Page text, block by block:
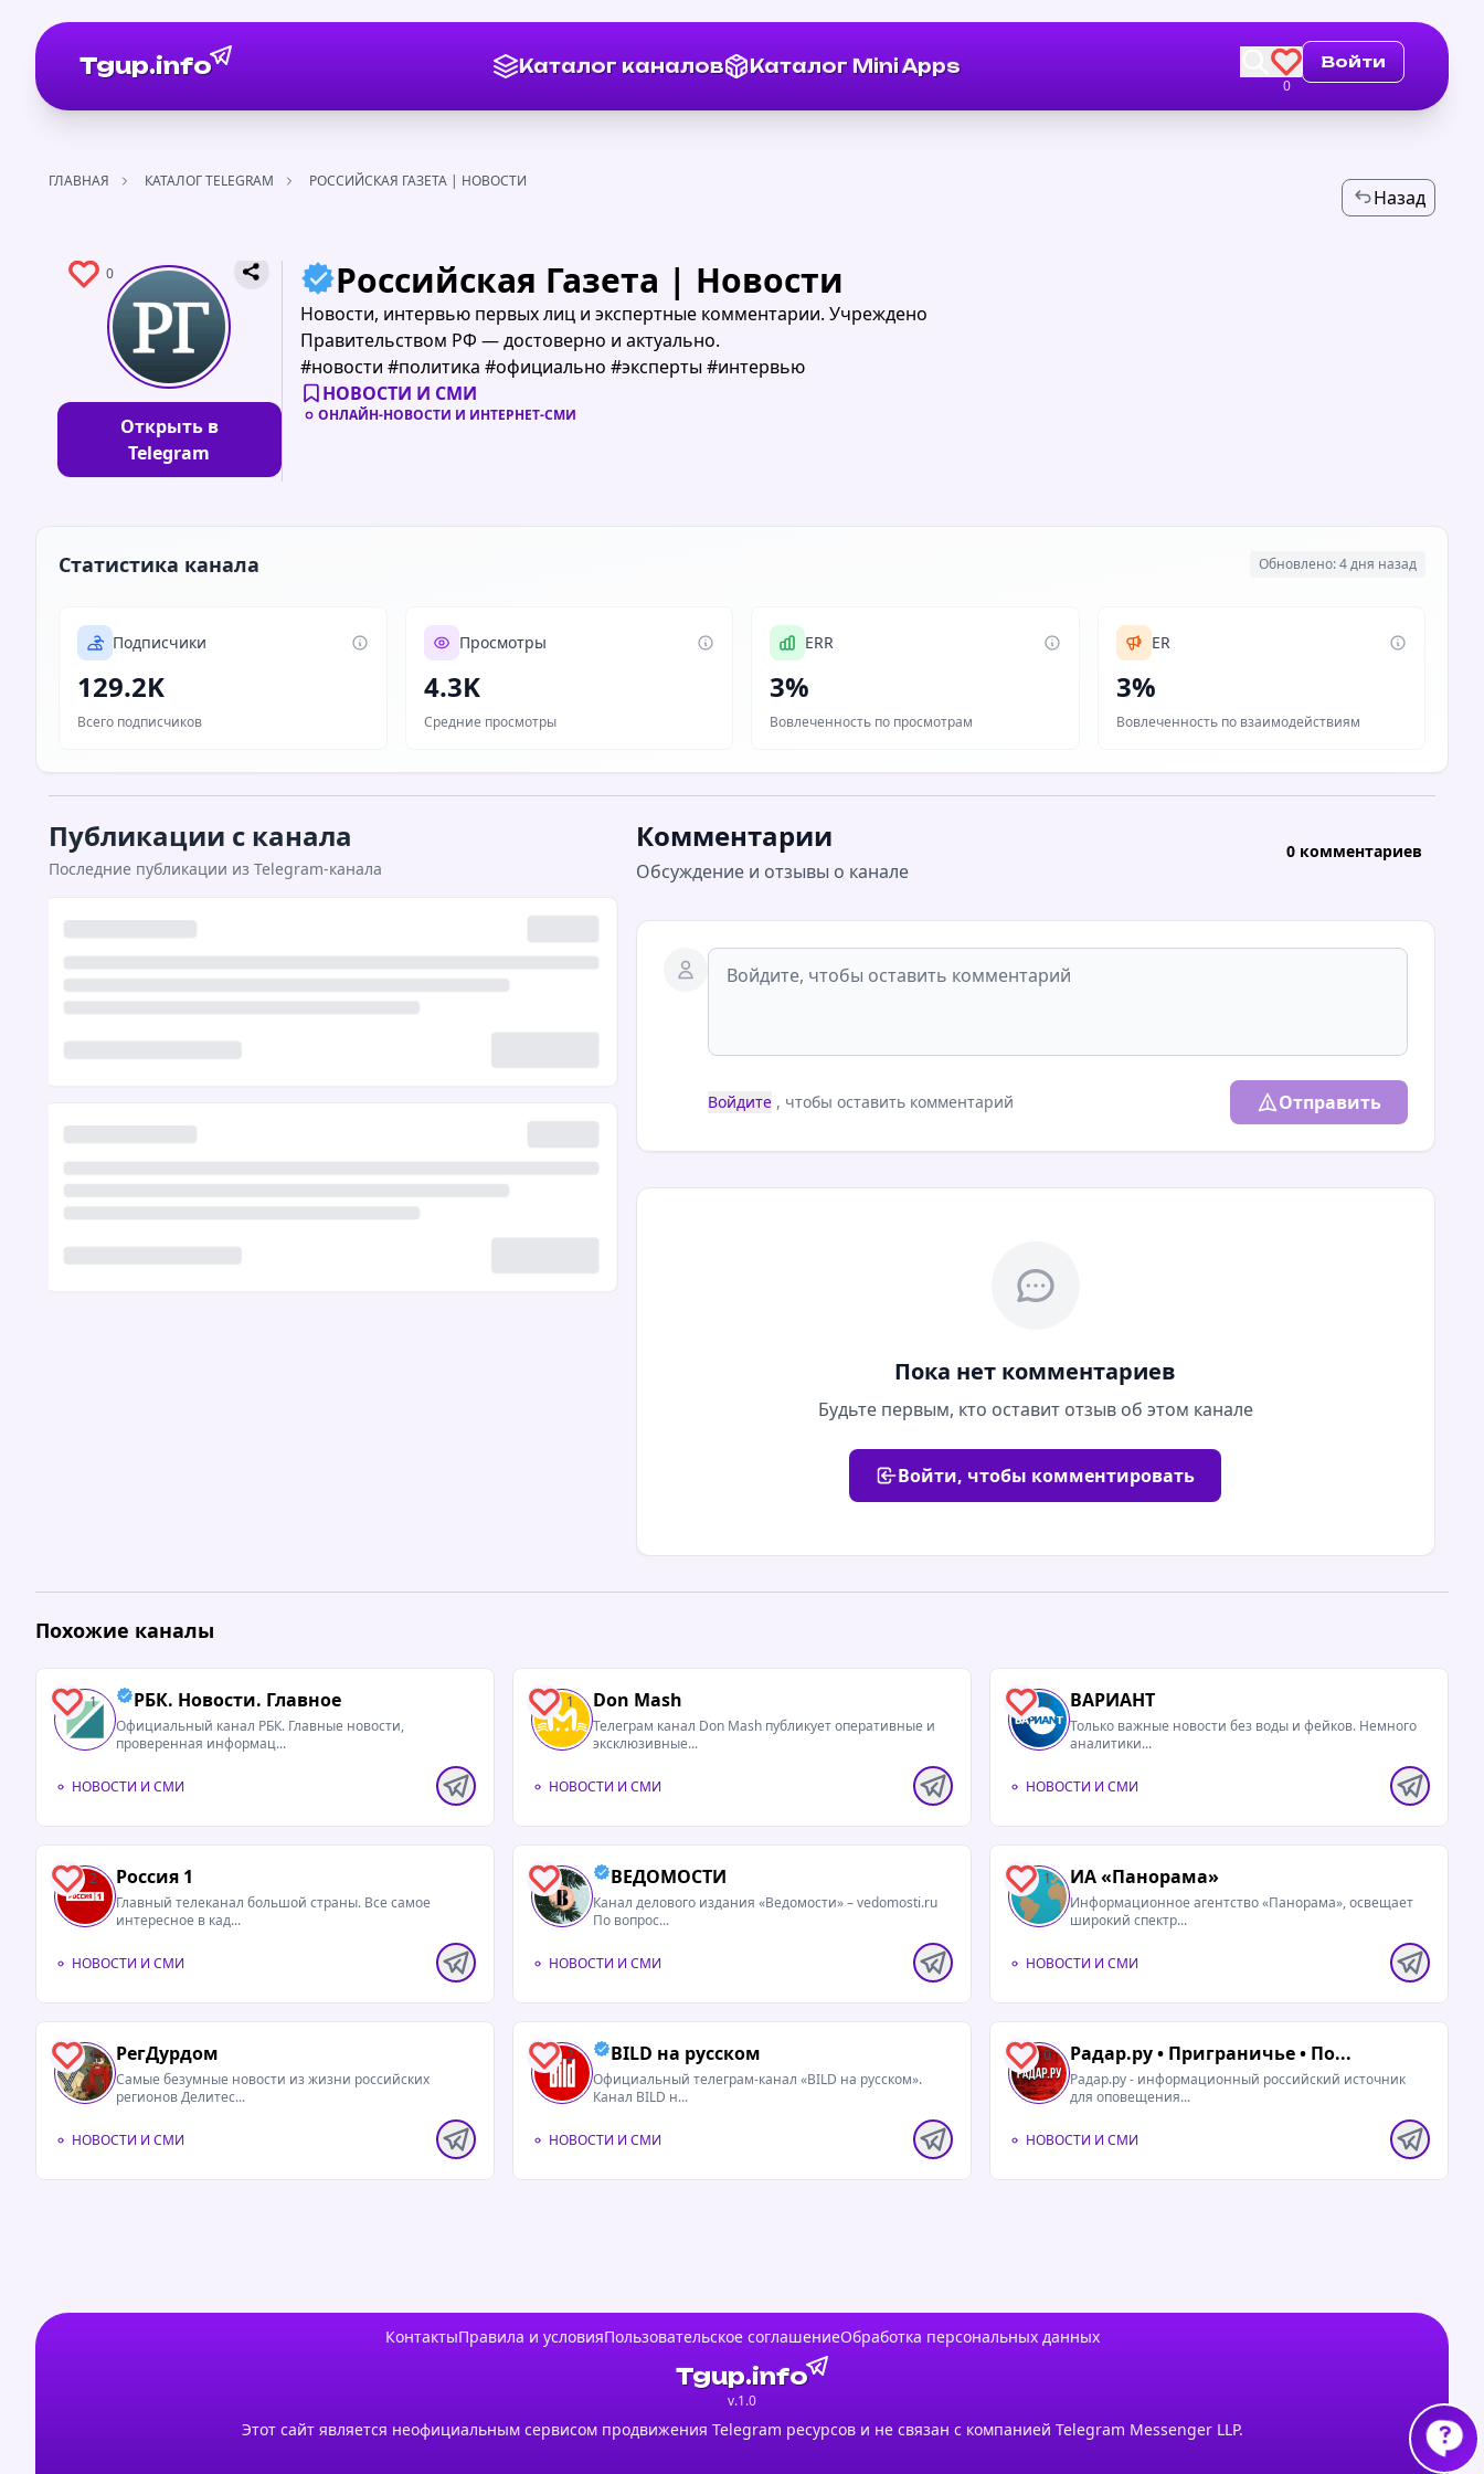
Tgup.info Каталог каналов Каталог Mini Apps
0
Войти
ГЛАВНАЯ КАТАЛОГ TELEGRAM РОССИЙСКАЯ ГАЗЕТА | НОВОСТИ
Назад
0
Открыть в
Telegram
Российская Газета | Новости
Новости, интервью первых лиц и экспертные комментарии. Учреждено
Правительством РФ — достоверно и актуально.
#новости #политика #официально #эксперты #интервью
НОВОСТИ И СМИ
ОНЛАЙН-НОВОСТИ И ИНТЕРНЕТ-СМИ
Статистика канала Обновлено: 4 дня назад
Подписчики
129.2K
Всего подписчиков
Просмотры
4.3K
Средние просмотры
ERR
3%
Вовлеченность по просмотрам
ER
3%
Вовлеченность по взаимодействиям
Комментарии
Обсуждение и отзывы о канале
0 комментариев
Войдите, чтобы оставить комментарий Отправить
Пока нет комментариев
Будьте первым, кто оставит отзыв об этом канале
Войти, чтобы комментировать
Публикации с канала
Последние публикации из Telegram-канала
Похожие каналы
1 РБК. Новости. Главное
Официальный канал РБК. Главные новости,
проверенная информац...
НОВОСТИ И СМИ
1 Don Mash
Телеграм канал Don Mash публикует оперативные и
эксклюзивные...
НОВОСТИ И СМИ
3 ВАРИАНТ
Только важные новости без воды и фейков. Немного
аналитики...
НОВОСТИ И СМИ
2 Россия 1
Главный телеканал большой страны. Все самое
интересное в кад...
НОВОСТИ И СМИ
0 ВЕДОМОСТИ
Канал делового издания «Ведомости» – vedomosti.ru
По вопрос...
НОВОСТИ И СМИ
1 ИА «Панорама»
Информационное агентство «Панорама», освещает
широкий спектр...
НОВОСТИ И СМИ
1 РегДурдом
Самые безумные новости из жизни российских
регионов Делитес...
НОВОСТИ И СМИ
2 BILD на русском
Официальный телеграм-канал «BILD на русском».
Канал BILD н...
НОВОСТИ И СМИ
0 Радар.ру • Приграничье • По...
Радар.ру - информационный российский источник
для оповещения...
НОВОСТИ И СМИ
КонтактыПравила и условияПользовательское соглашениеОбработка персональных данных
Tgup.info
v.1.0
Этот сайт является неофициальным сервисом продвижения Telegram ресурсов и не связан с компанией Telegram Messenger LLP.